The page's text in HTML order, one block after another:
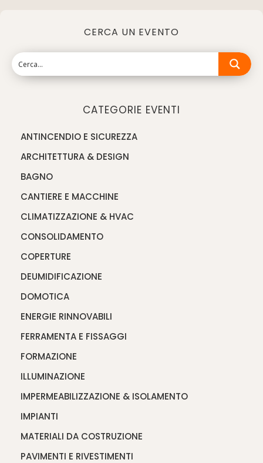
CERCA UN EVENTO
CATEGORIE EVENTI
ANTINCENDIO E SICUREZZA
ARCHITETTURA & DESIGN
BAGNO
CANTIERE E MACCHINE
CLIMATIZZAZIONE & HVAC
CONSOLIDAMENTO
COPERTURE
DEUMIDIFICAZIONE
DOMOTICA
ENERGIE RINNOVABILI
FERRAMENTA E FISSAGGI
FORMAZIONE
ILLUMINAZIONE
IMPERMEABILIZZAZIONE & ISOLAMENTO
IMPIANTI
MATERIALI DA COSTRUZIONE
PAVIMENTI E RIVESTIMENTI